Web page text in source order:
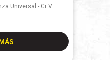
Universal - Cr V